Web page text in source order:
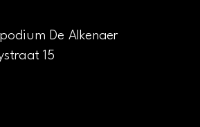
De Alkenaer
15